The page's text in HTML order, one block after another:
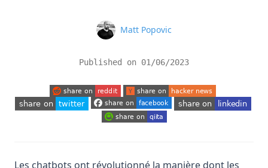
Name
Matt Popovic
Published on 01/06/2023
(opens in a new tab)(opens in a new tab)
(opens in a new tab)(opens in a new tab)
Les chatbots ont révolutionné la manière dont les